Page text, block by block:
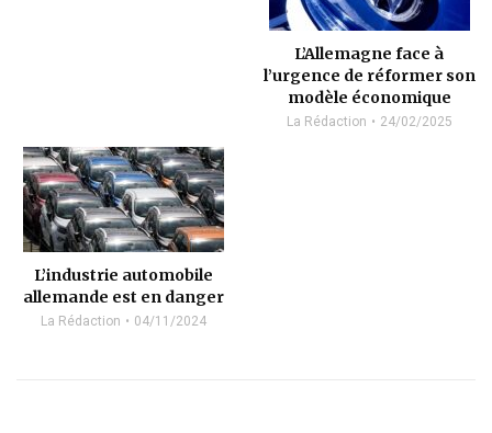
L’Allemagne face à
l’urgence de réformer son
modèle économique
La Rédaction 24/02/2025
L’industrie automobile
allemande est en danger
La Rédaction 04/11/2024